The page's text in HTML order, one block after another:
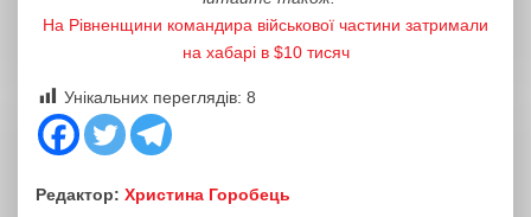
На Рівненщини командира військової частини затримали
на хабарі в $10 тисяч
Унікальних переглядів: 8
Редактор: Христина Горобець